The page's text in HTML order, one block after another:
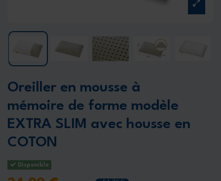
Oreiller en mousse à
mémoire de forme modèle
EXTRA SLIM avec housse en
COTON
Disponible